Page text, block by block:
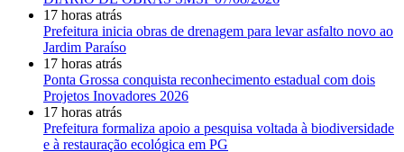
17 horas atrás
Prefeitura inicia obras de drenagem para levar asfalto novo ao
Jardim Paraíso
17 horas atrás
Ponta Grossa conquista reconhecimento estadual com dois
Projetos Inovadores 2026
17 horas atrás
Prefeitura formaliza apoio a pesquisa voltada à biodiversidade
e à restauração ecológica em PG